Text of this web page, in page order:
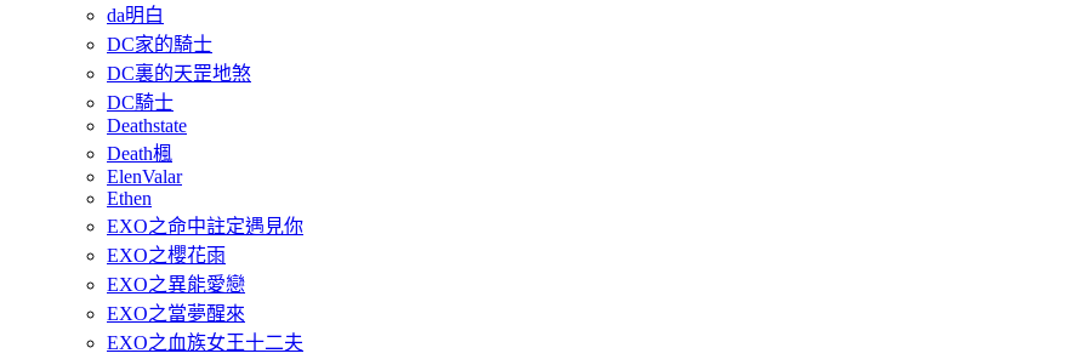
da明白
DC家的騎士
DC裏的天罡地煞
DC騎士
Deathstate
Death楓
ElenValar
Ethen
EXO之命中註定遇見你
EXO之櫻花雨
EXO之異能愛戀
EXO之當夢醒來
EXO之血族女王十二夫